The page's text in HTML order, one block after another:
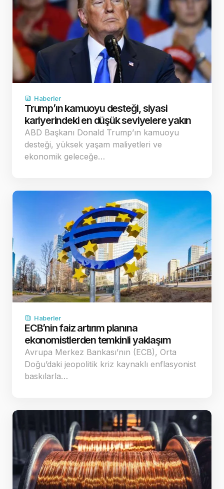
Haberler
Trump’ın kamuoyu desteği, siyasi
kariyerindeki en düşük seviyelere yakın
ABD Başkanı Donald Trump’ın kamuoyu
desteği, yüksek yaşam maliyetleri ve
ekonomik geleceğe…
Haberler
ECB’nin faiz artırım planına
ekonomistlerden temkinli yaklaşım
Avrupa Merkez Bankası’nın (ECB), Orta
Doğu’daki jeopolitik kriz kaynaklı enflasyonist
baskılarla…